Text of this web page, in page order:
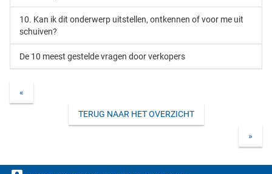
10. Kan ik dit onderwerp uitstellen, ontkennen of voor me uit
schuiven?
De 10 meest gestelde vragen door verkopers
«
TERUG NAAR HET OVERZICHT
»